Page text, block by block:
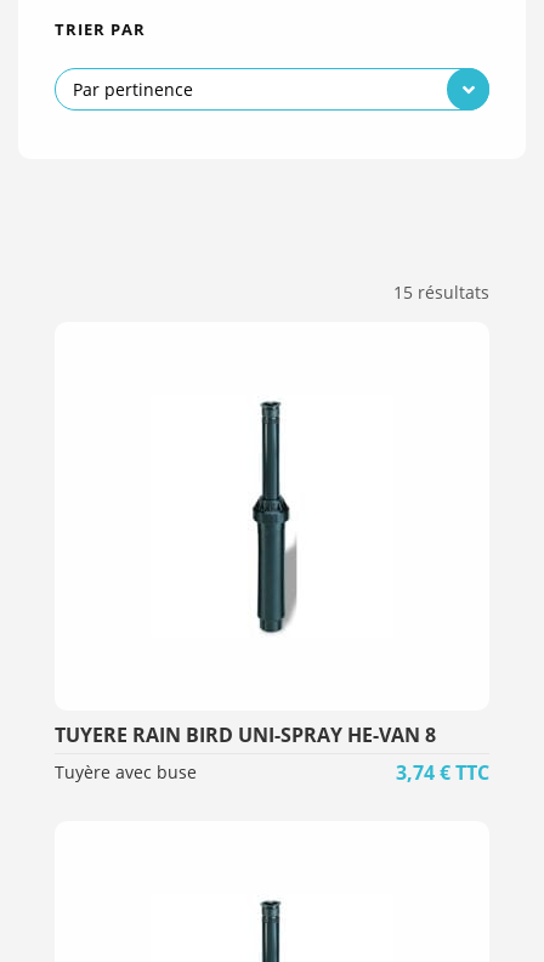
TRIER PAR
15 résultats
TUYERE RAIN BIRD UNI-SPRAY HE-VAN 8
Tuyère avec buse 3,74€TTC